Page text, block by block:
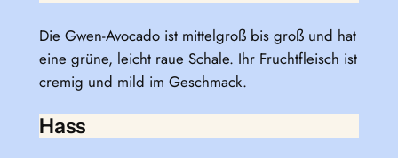
Die Gwen-Avocado ist mittelgroß bis groß und hat
eine grüne, leicht raue Schale. Ihr Fruchtfleisch ist
cremig und mild im Geschmack.
Hass